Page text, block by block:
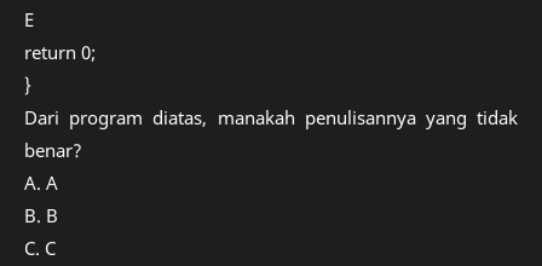
E
return 0;
}
Dari program diatas, manakah penulisannya yang tidak
benar?
A. A
B. B
C. C